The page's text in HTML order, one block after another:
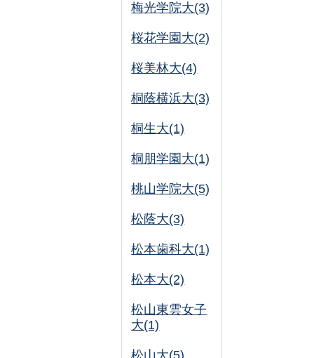
梅光学院大(3)
桜花学園大(2)
桜美林大(4)
桐蔭横浜大(3)
桐生大(1)
桐朋学園大(1)
桃山学院大(5)
松蔭大(3)
松本歯科大(1)
松本大(2)
松山東雲女子
大(1)
松山大(5)